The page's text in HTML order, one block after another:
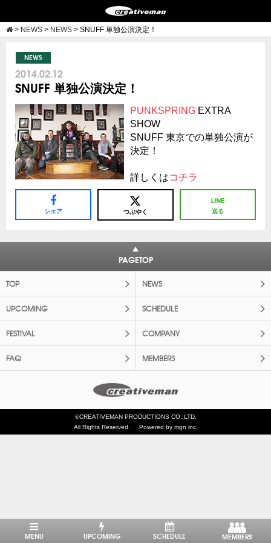
> NEWS > NEWS > SNUFF 単独公演決定！
NEWS
2014.02.12
SNUFF 単独公演決定！
PUNKSPRING EXTRA
SHOW
SNUFF 東京での単独公演が
決定！
詳しくはコチラ
シェア つぶやく 送る
PAGETOP
TOP NEWS
UPCOMING SCHEDULE
FESTIVAL COMPANY
FAQ MEMBERS
©CREATIVEMAN PRODUCTIONS CO.,LTD.
All Rights Reserved.
Powered by mgn inc.
MENU UPCOMING SCHEDULE MEMBERS